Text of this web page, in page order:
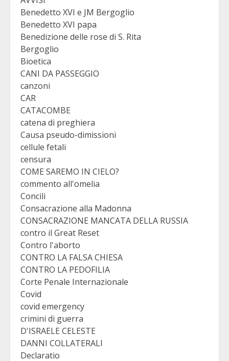
Benedetto XVI e JM Bergoglio
Benedetto XVI papa
Benedizione delle rose di S. Rita
Bergoglio
Bioetica
CANI DA PASSEGGIO
canzoni
CAR
CATACOMBE
catena di preghiera
Causa pseudo-dimissioni
cellule fetali
censura
COME SAREMO IN CIELO?
commento all'omelia
Concili
Consacrazione alla Madonna
CONSACRAZIONE MANCATA DELLA RUSSIA
contro il Great Reset
Contro l'aborto
CONTRO LA FALSA CHIESA
CONTRO LA PEDOFILIA
Corte Penale Internazionale
Covid
covid emergency
crimini di guerra
D'ISRAELE CELESTE
DANNI COLLATERALI
Declaratio